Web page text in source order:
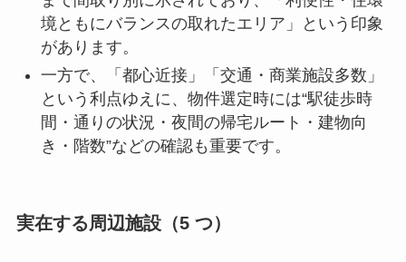
境ともにバランスの取れたエリア」という印象
があります。
一方で、「都心近接」「交通・商業施設多数」
という利点ゆえに、物件選定時には“駅徒歩時
間・通りの状況・夜間の帰宅ルート・建物向
き・階数”などの確認も重要です。
実在する周辺施設（5 つ）